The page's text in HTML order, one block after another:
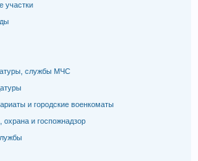
участки
службы МЧС
и городские военкоматы
и госпожнадзор